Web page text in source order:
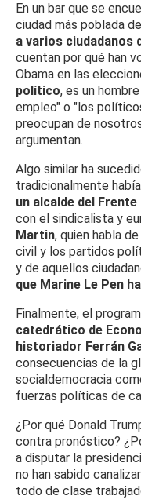
En un bar que se
ciudad más poblada
a varios ciudadanos
cuentan por qué han
Obama en las
político, es un
empleo" o "los
preocupan de
argumentan.
Algo similar ha
tradicionalmente
un alcalde del Frente
con el sindicalista y
Martin, quien habla
civil y los partidos
y de aquellos
que Marine Le Pen
Finalmente, el
catedrático de
historiador Ferrán
consecuencias de la
socialdemocracia
fuerzas políticas de
¿Por qué Donald
contra pronóstico?
a disputar la
no han sabido
todo de clase